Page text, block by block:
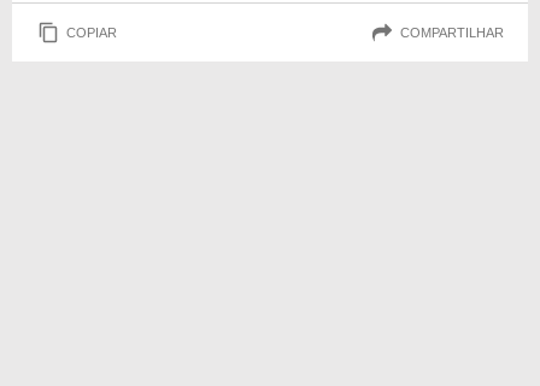
COPIAR COMPARTILHAR